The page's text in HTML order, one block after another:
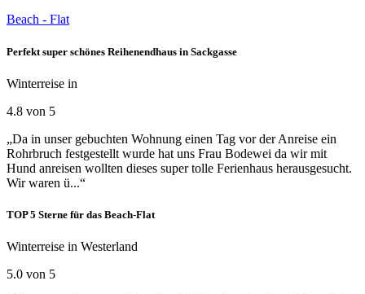
Beach - Flat
Perfekt super schönes Reihenendhaus in Sackgasse
Winterreise in
4.8 von 5
„Da in unser gebuchten Wohnung einen Tag vor der Anreise ein
Rohrbruch festgestellt wurde hat uns Frau Bodewei da wir mit
Hund anreisen wollten dieses super tolle Ferienhaus herausgesucht.
Wir waren ü...“
TOP 5 Sterne für das Beach-Flat
Winterreise in Westerland
5.0 von 5